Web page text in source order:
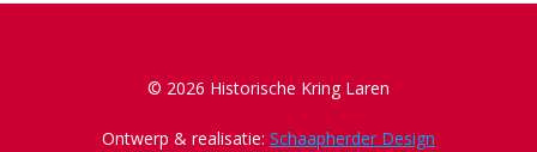
© 2026 Historische Kring Laren
Ontwerp & realisatie: Schaapherder Design